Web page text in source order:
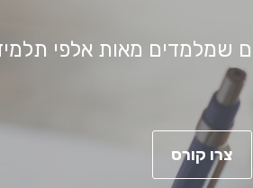
שמלמדים מאות אלפי
צרו קורס